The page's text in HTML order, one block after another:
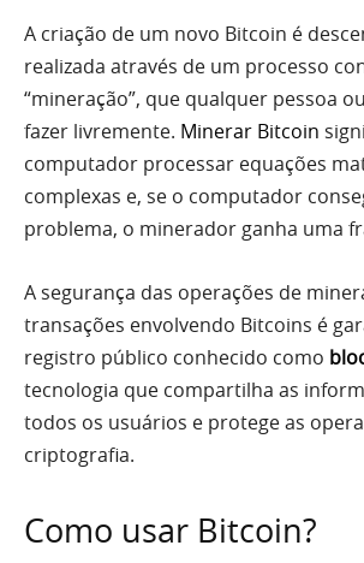
A criação de um novo Bitcoin é
realizada através de um processo
“mineração”, que qualquer pessoa
fazer livremente. Minerar Bitcoin
computador processar equações
complexas e, se o computador
problema, o minerador ganha uma
A segurança das operações de
transações envolvendo Bitcoins é
registro público conhecido como
tecnologia que compartilha as
todos os usuários e protege as
criptografia.
Como usar Bitcoin?